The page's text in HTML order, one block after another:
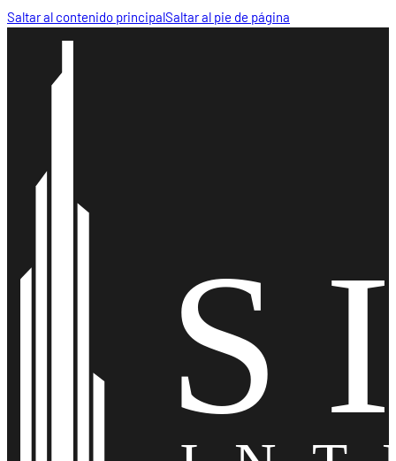
Saltar al contenido principalSaltar al pie de página